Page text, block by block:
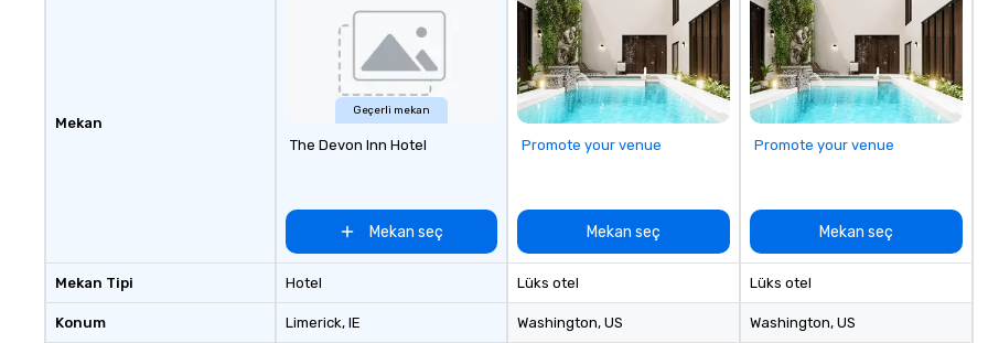
customizable by industry,
seniority, and objectives.
Mekan
Mekan Tipi
Konum
Geçerli mekan
The Devon Inn Hotel
Mekan seç
Hotel
Limerick, IE
Promote your venue
Mekan seç
Lüks otel
Washington, US
Promote your venue
Mekan seç
Lüks otel
Washington, US